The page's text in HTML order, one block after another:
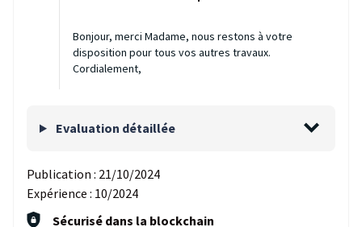
Bonjour, merci Madame, nous restons à votre
disposition pour tous vos autres travaux.
Cordialement,
Evaluation détaillée
Publication : 21/10/2024
Expérience : 10/2024
Sécurisé dans la blockchain